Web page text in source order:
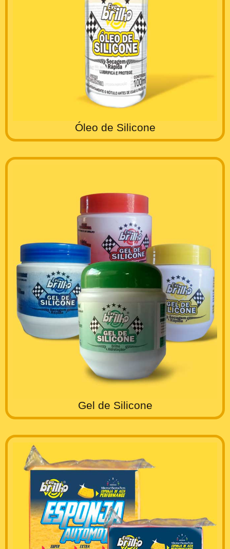
Óleo de Silicone
Gel de Silicone